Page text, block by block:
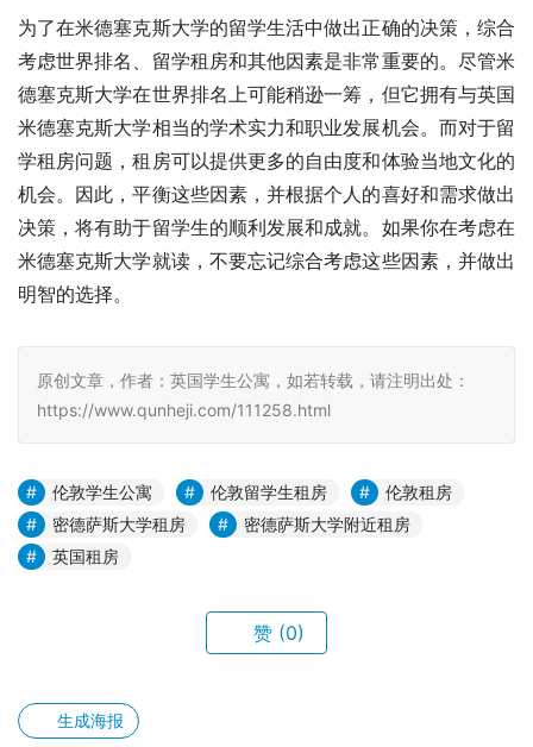
为了在米德塞克斯大学的留学生活中做出正确的决策，综合
考虑世界排名、留学租房和其他因素是非常重要的。尽管米
德塞克斯大学在世界排名上可能稍逊一筹，但它拥有与英国
米德塞克斯大学相当的学术实力和职业发展机会。而对于留
学租房问题，租房可以提供更多的自由度和体验当地文化的
机会。因此，平衡这些因素，并根据个人的喜好和需求做出
决策，将有助于留学生的顺利发展和成就。如果你在考虑在
米德塞克斯大学就读，不要忘记综合考虑这些因素，并做出
明智的选择。
原创文章，作者：英国学生公寓，如若转载，请注明出处：
https://www.qunheji.com/111258.html
伦敦学生公寓 伦敦留学生租房
伦敦租房
密德萨斯大学租房
密德萨斯大学附近租房
英国租房
赞 (0)
生成海报